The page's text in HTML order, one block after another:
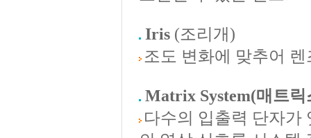
Iris (조리개)
조도 변화에 맞추어
Matrix System(매트릭
다수의 입출력 단자가